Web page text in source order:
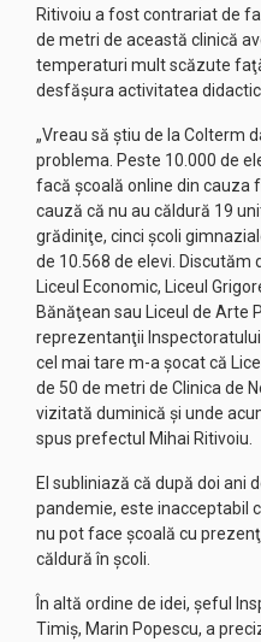
Ritivoiu a fost contrariat de
de metri de această clinică
temperaturi mult scăzute
desfăşura activitatea
„Vreau să ştiu de la Colterm
problema. Peste 10.000 de
facă şcoală online din cauza
cauză că nu au căldură 19
grădiniţe, cinci şcoli
de 10.568 de elevi.
Liceul Economic, Liceul
Bănăţean sau Liceul de Arte
reprezentanţii
cel mai tare m-a şocat că
de 50 de metri de Clinica de
vizitată duminică şi unde
spus prefectul Mihai Ritivoiu.
El subliniază că după doi ani
pandemie, este inacceptabil
nu pot face şcoală cu
căldură în şcoli.
În altă ordine de idei, şeful
Timiş, Marin Popescu, a